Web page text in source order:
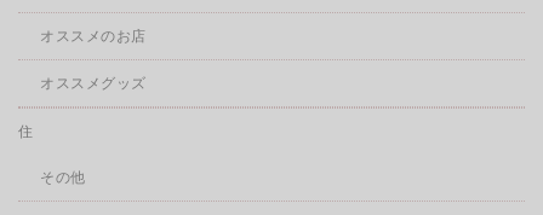
オススメのお店
オススメグッズ
住
その他